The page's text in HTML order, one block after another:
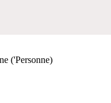
('Personne)